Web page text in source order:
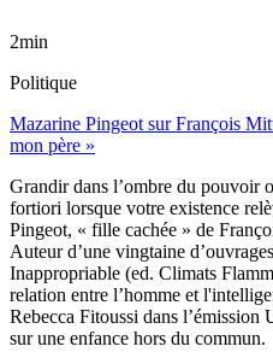
2min
Politique
Mazarine Pingeot sur François
mon père »
Grandir dans l’ombre du pouvoir
fortiori lorsque votre existence
Pingeot, « fille cachée » de
Auteur d’une vingtaine
Inappropriable (ed. Climats
relation entre l’homme et
Rebecca Fitoussi dans
sur une enfance hors du commun.